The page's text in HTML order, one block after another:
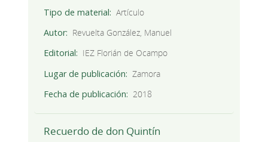
Tipo de material
Artículo
Autor
Revuelta González, Manuel
Editorial
IEZ Florián de Ocampo
Lugar de publicación
Zamora
Fecha de publicación
2018
Recuerdo de don Quintín